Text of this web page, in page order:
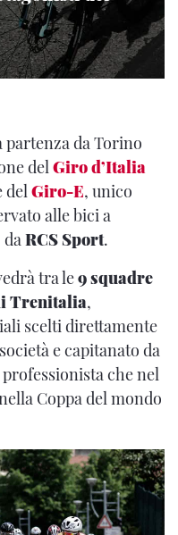
partenza da Torino
delGiro d’Italia
delGiro-E, unico
alle bici a
daRCS Sport.
tra le9 squadre
Trenitalia,
scelti direttamente
e capitanato da
che nel
Coppa del mondo